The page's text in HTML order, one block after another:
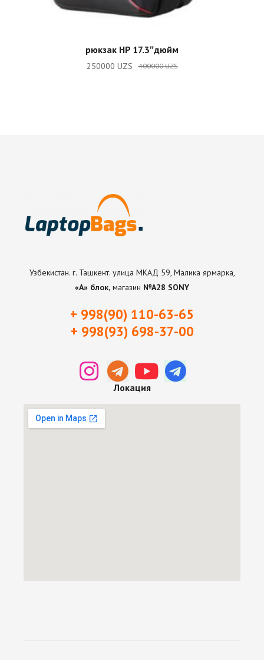
ADD TO CART
рюкзак HP 17.3″дюйм
400000UZS
250000 UZS
Узбекистан. г. Ташкент. улица МКАД 59, Малика ярмарка,
«А» блок, магазин №А28 SONY
+ 998(90) 110-63-65
+ 998(93) 698-37-00
Локация